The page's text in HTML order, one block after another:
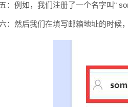
：例如，我们注册了一个名字叫“
：然后我们在填写邮箱地址的时候